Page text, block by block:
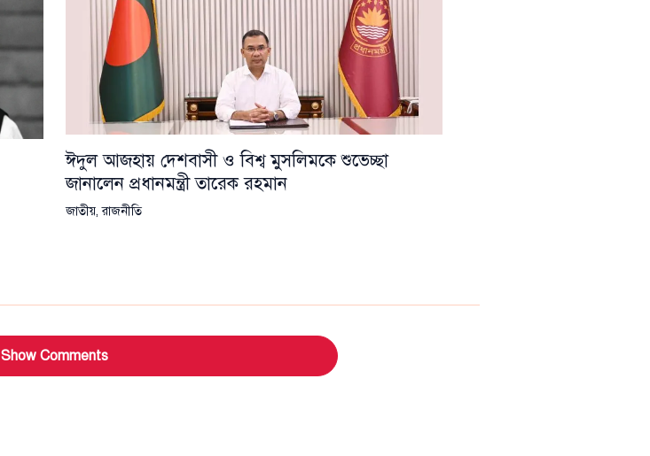
ঈদুল আজহায় দেশবাসী ও বিশ্ব মুসলিমকে শুভেচ্ছা
জানালেন প্রধানমন্ত্রী তারেক রহমান
জাতীয়,রাজনীতি
Show Comments